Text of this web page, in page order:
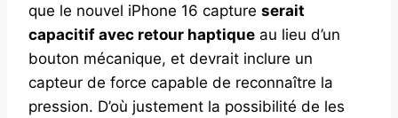
que le nouvel iPhone 16 capture serait
capacitif avec retour haptique au lieu d’un
bouton mécanique, et devrait inclure un
capteur de force capable de reconnaître la
pression. D’où justement la possibilité de les